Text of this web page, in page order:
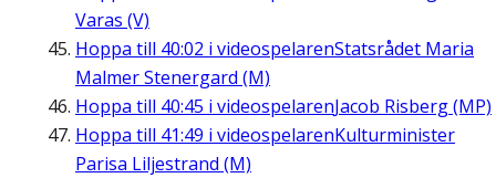
Varas (V)
Hoppa till 40:02 i videospelarenStatsrådet Maria
Malmer Stenergard (M)
Hoppa till 40:45 i videospelarenJacob Risberg (MP)
Hoppa till 41:49 i videospelarenKulturminister
Parisa Liljestrand (M)